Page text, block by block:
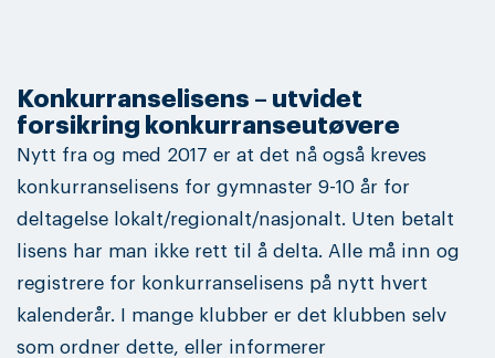
Konkurranselisens – utvidet
forsikring konkurranseutøvere
Nytt fra og med 2017 er at det nå også kreves
konkurranselisens for gymnaster 9-10 år for
deltagelse lokalt/regionalt/nasjonalt. Uten betalt
lisens har man ikke rett til å delta. Alle må inn og
registrere for konkurranselisens på nytt hvert
kalenderår. I mange klubber er det klubben selv
som ordner dette, eller informerer